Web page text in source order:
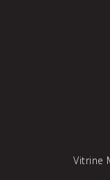
Vitrine